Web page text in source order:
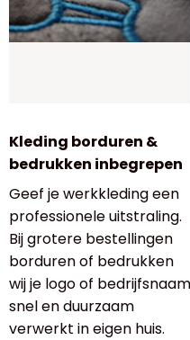
Kleding borduren &
bedrukken inbegrepen
Geef je werkkleding een
professionele uitstraling.
Bij grotere bestellingen
borduren of bedrukken
wij je logo of bedrijfsnaam
snel en duurzaam
verwerkt in eigen huis.